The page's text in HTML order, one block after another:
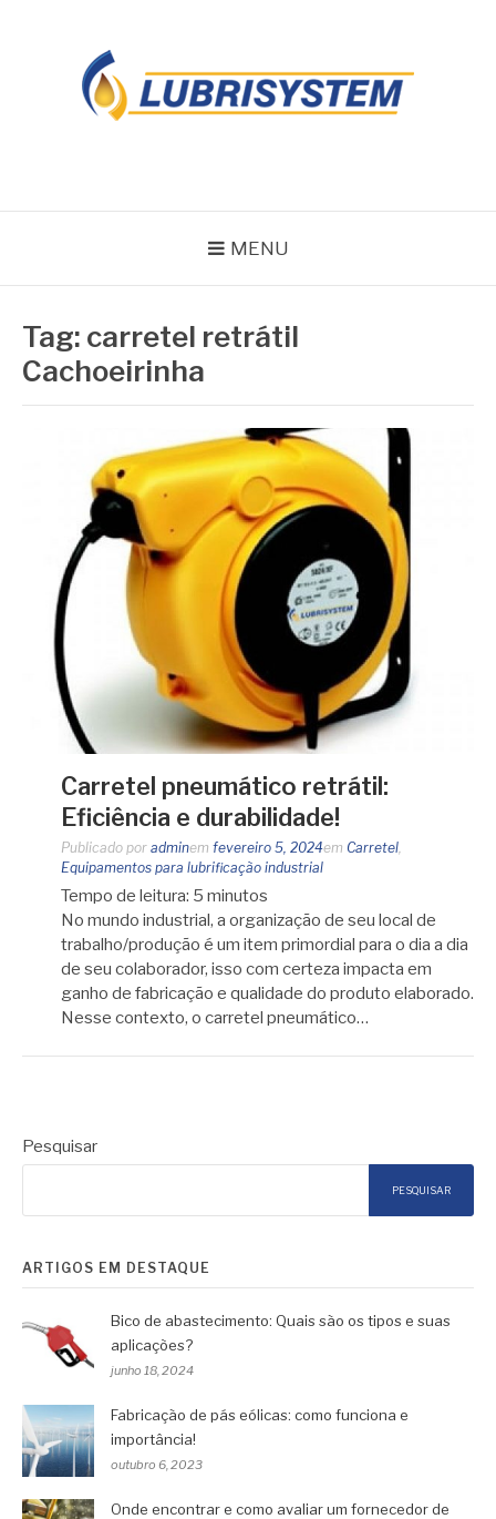
MENU
Tag: carretel retrátil
Cachoeirinha
Carretel pneumático retrátil:
Eficiência e durabilidade!
Publicado por adminem fevereiro 5, 2024em Carretel,
Equipamentos para lubrificação industrial
Tempo de leitura: 5 minutos
No mundo industrial, a organização de seu local de
trabalho/produção é um item primordial para o dia a dia
de seu colaborador, isso com certeza impacta em
ganho de fabricação e qualidade do produto elaborado.
Nesse contexto, o carretel pneumático…
Pesquisar
PESQUISAR
ARTIGOS EM DESTAQUE
Bico de abastecimento: Quais são os tipos e suas
aplicações?
junho 18, 2024
Fabricação de pás eólicas: como funciona e
importância!
outubro 6, 2023
Onde encontrar e como avaliar um fornecedor de